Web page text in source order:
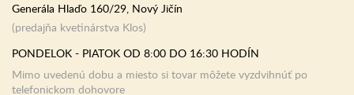
Generála Hlaďo 160/29, Nový Jičín
(predajňa kvetinárstva Klos)
PONDELOK - PIATOK OD 8:00 DO 16:30 HODÍN
Mimo uvedenú dobu a miesto si tovar môžete vyzdvihnúť po
telefonickom dohovore